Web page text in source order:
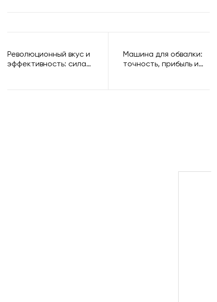
Революционный вкус и
эффективность: сила
Машина для обвалки:
точность, прибыль и